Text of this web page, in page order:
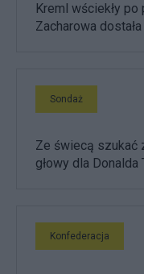
Kreml wściekły
Zacharowa dostała
Sondaż
Ze świecą szukać
głowy dla Donalda
Konfederacja